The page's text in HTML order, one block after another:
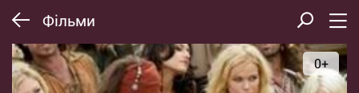
Фільми
0+